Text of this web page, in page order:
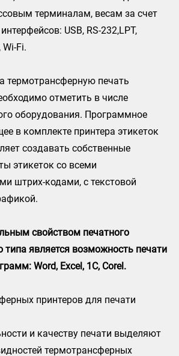
терминалам, весам за счет
USB, RS-232,LPT,
Fi.
термотрансферную печать
отметить в числе
оборудования. Программное
в комплекте принтера этикеток
создавать собственные
этикеток со всеми
штрих-кодами, с текстовой
свойством печатного
типа является возможность печати
Word, Excel, 1C, Corel.
принтеров для печати
и качеству печати выделяют
термотрансферных